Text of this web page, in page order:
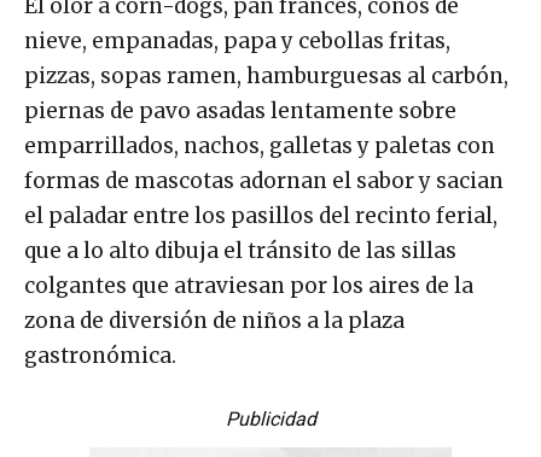
El olor a corn-dogs, pan francés, conos de
nieve, empanadas, papa y cebollas fritas,
pizzas, sopas ramen, hamburguesas al carbón,
piernas de pavo asadas lentamente sobre
emparrillados, nachos, galletas y paletas con
formas de mascotas adornan el sabor y sacian
el paladar entre los pasillos del recinto ferial,
que a lo alto dibuja el tránsito de las sillas
colgantes que atraviesan por los aires de la
zona de diversión de niños a la plaza
gastronómica.
Publicidad